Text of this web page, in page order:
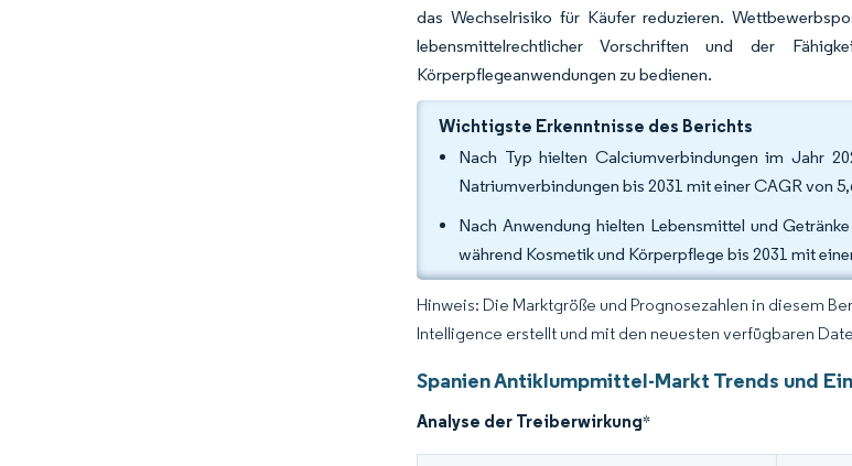
das Wechselrisiko für Käufer reduzieren.
lebensmittelrechtlicher Vorschriften und der
Körperpflegeanwendungen zu bedienen.
Wichtigste Erkenntnisse des Berichts
Nach Typ hielten Calciumverbindungen im Jahr
Natriumverbindungen bis 2031 mit einer CAGR von
Nach Anwendung hielten Lebensmittel und
während Kosmetik und Körperpflege bis 2031 mit
Hinweis: Die Marktgröße und Prognosezahlen in diesem
Intelligence erstellt und mit den neuesten verfügbaren
Spanien Antiklumpmittel-Markt Trends und
Analyse der Treiberwirkung*